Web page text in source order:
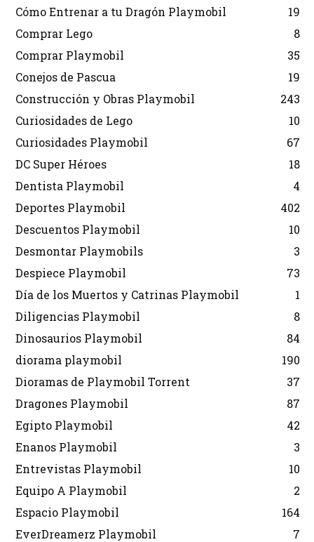
Cómo Entrenar a tu Dragón Playmobil
19
Comprar Lego
8
Comprar Playmobil
35
Conejos de Pascua
19
Construcción y Obras Playmobil
243
Curiosidades de Lego
10
Curiosidades Playmobil
67
DC Super Héroes
18
Dentista Playmobil
4
Deportes Playmobil
402
Descuentos Playmobil
10
Desmontar Playmobils
3
Despiece Playmobil
73
Día de los Muertos y Catrinas Playmobil
1
Diligencias Playmobil
8
Dinosaurios Playmobil
84
diorama playmobil
190
Dioramas de Playmobil Torrent
37
Dragones Playmobil
87
Egipto Playmobil
42
Enanos Playmobil
3
Entrevistas Playmobil
10
Equipo A Playmobil
2
Espacio Playmobil
164
EverDreamerz Playmobil
7